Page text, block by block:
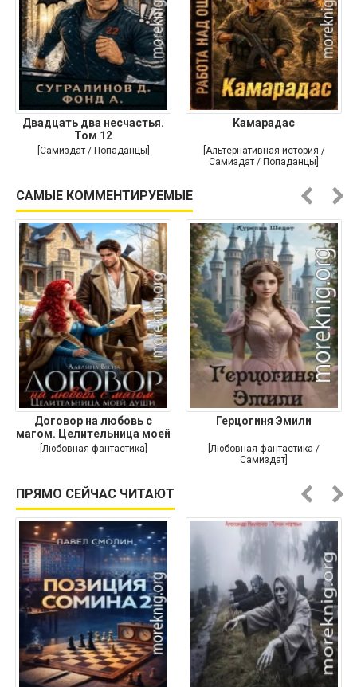
Двадцать два несчастья.
Том 12
[Самиздат / Попаданцы]
Камарадас
[Альтернативная история /
Самиздат / Попаданцы]
САМЫЕ КОММЕНТИРУЕМЫЕ
Договор на любовь с
магом. Целительница моей
души
[Любовная фантастика]
Герцогиня Эмили
[Любовная фантастика /
Самиздат]
ПРЯМО СЕЙЧАС ЧИТАЮТ